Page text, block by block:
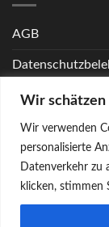
Wir
Wir verwenden
personalisierte
Datenverkehr zu
klicken, stimmen
AGB
Echtheit von
FAQ